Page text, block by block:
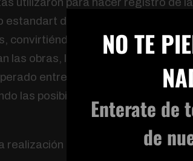
de entrevista, o
convirtiéndose casi en obras de
las obras, los procesos de trabajo,
entre los lenguajes de los
las posibilidades expresivas del
realización de Mário Carneiro de
NO TE
Enterate de
de